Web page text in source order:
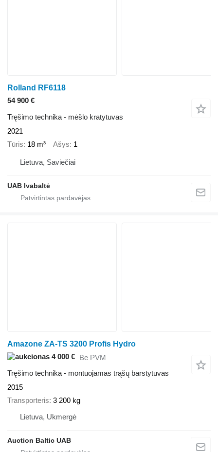
Rolland RF6118
54 900 €
Tręšimo technika - mėšlo kratytuvas
2021
Tūris 18 m³ Ašys 1
Lietuva, Saviečiai
UAB Ivabaltė
Amazone ZA-TS 3200 Profis Hydro
4 000 € Be PVM
Tręšimo technika - montuojamas trąšų barstytuvas
2015
Transporteris 3 200 kg
Lietuva, Ukmergė
Auction Baltic UAB